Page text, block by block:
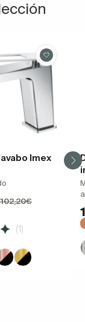
Imex
102,20€
(1)